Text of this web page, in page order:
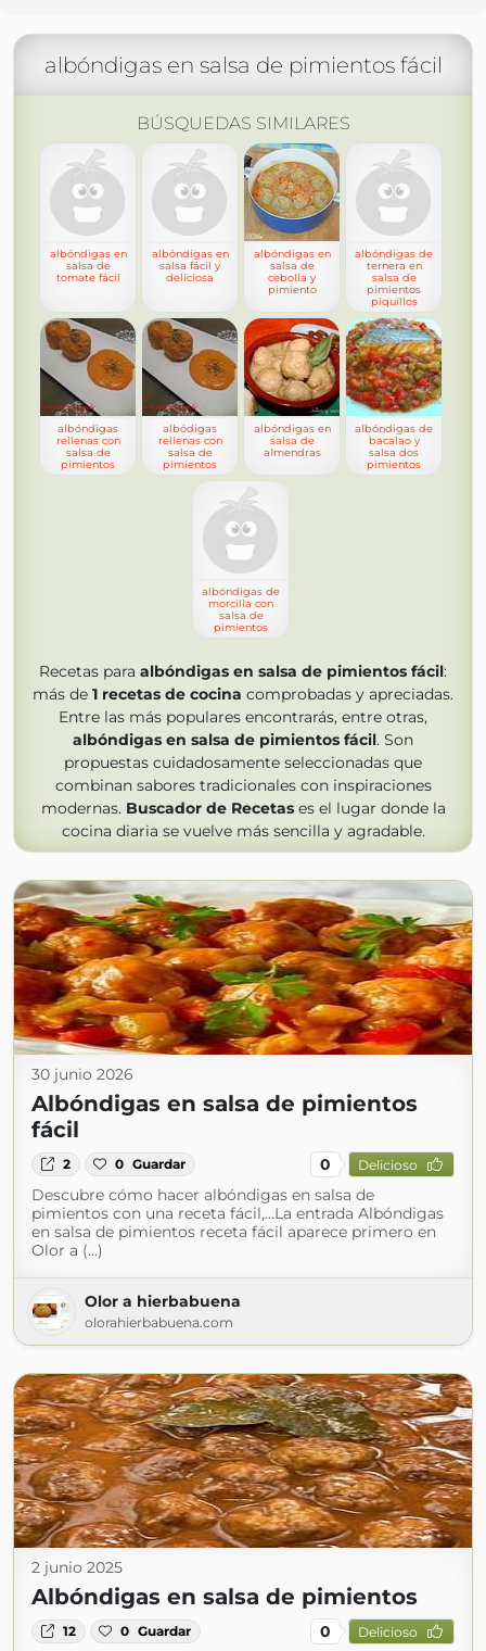
albóndigas en salsa de pimientos fácil
BÚSQUEDAS SIMILARES
albóndigas en
salsa de
tomate fácil
albóndigas en
salsa fácil y
deliciosa
albóndigas en
salsa de
cebolla y
pimiento
albóndigas de
ternera en
salsa de
pimientos
piquillos
albóndigas
rellenas con
salsa de
pimientos
albódigas
rellenas con
salsa de
pimientos
albóndigas en
salsa de
almendras
albóndigas de
bacalao y
salsa dos
pimientos
albóndigas de
morcilla con
salsa de
pimientos
Recetas para albóndigas en salsa de pimientos fácil:
más de 1 recetas de cocina comprobadas y apreciadas.
Entre las más populares encontrarás, entre otras,
albóndigas en salsa de pimientos fácil. Son
propuestas cuidadosamente seleccionadas que
combinan sabores tradicionales con inspiraciones
modernas. Buscador de Recetases el lugar donde la
cocina diaria se vuelve más sencilla y agradable.
30 junio 2026
Albóndigas en salsa de pimientos
fácil
2 0 Guardar 0 Delicioso
Descubre cómo hacer albóndigas en salsa de
pimientos con una receta fácil,…La entrada Albóndigas
en salsa de pimientos receta fácil aparece primero en
Olor a (...)
Olor a hierbabuena
olorahierbabuena.com
2 junio 2025
Albóndigas en salsa de pimientos
12 0 Guardar 0 Delicioso